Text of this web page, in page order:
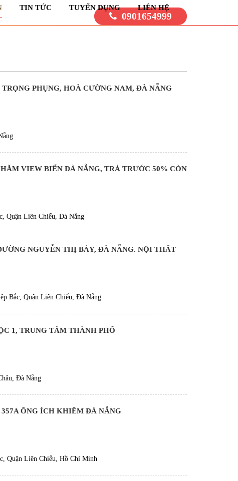
0901654999
TIN TỨC TUYỂN DỤNG LIÊN HỆ
PHỤNG, HOÀ CƯỜNG NAM, ĐÀ NẴNG
VIEW BIỂN ĐÀ NẴNG, TRẢ TRƯỚC 50% CÒN
Quận Liên Chiểu, Đà Nẵng
NGUYỄN THỊ BẢY, ĐÀ NẴNG. NỘI THẤT
Bắc, Quận Liên Chiểu, Đà Nẵng
1, TRUNG TÂM THÀNH PHỐ
Đà Nẵng
ÔNG ÍCH KHIÊM ĐÀ NẴNG
Quận Liên Chiểu, Hồ Chí Minh